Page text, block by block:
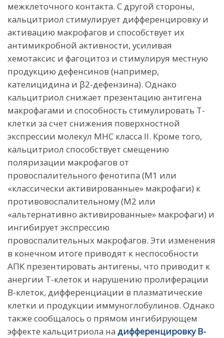
межклеточного контакта. С другой стороны,
кальцитриол стимулирует дифференцировку и
активацию макрофагов и способствует их
антимикробной активности, усиливая
хемотаксис и фагоцитоз и стимулируя местную
продукцию дефенсинов (например,
кателицидина и β2-дефензина). Однако
кальцитриол снижает презентацию антигена
макрофагами и способность стимулировать Т-
клетки за счет снижения поверхностной
экспрессии молекул MHC класса II. Кроме того,
кальцитриол способствует смещению
поляризации макрофагов от
провоспалительного фенотипа (М1 или
«классически активированные» макрофаги) к
противовоспалительному (М2 или
«альтернативно активированные» макрофаги) и
ингибирует экспрессию
провоспалительных макрофагов. Эти изменения
в конечном итоге приводят к неспособности
АПК презентировать антигены, что приводит к
анергии Т-клеток и нарушению пролиферации
В-клеток, дифференциации в плазматические
клетки и продукции иммуноглобулинов. Однако
также сообщалось о прямом ингибирующем
эффекте кальцитриола на дифференцировку В-